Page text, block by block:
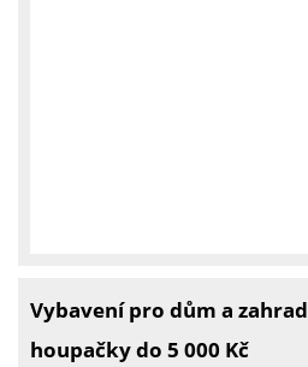
Vybavení pro dům a
houpačky do 5 000 Kč